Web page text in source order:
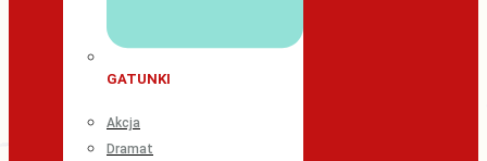
GATUNKI
Akcja
Dramat